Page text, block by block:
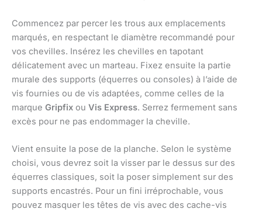
Commencez par percer les trous aux emplacements
marqués, en respectant le diamètre recommandé pour
vos chevilles. Insérez les chevilles en tapotant
délicatement avec un marteau. Fixez ensuite la partie
murale des supports (équerres ou consoles) à l’aide de
vis fournies ou de vis adaptées, comme celles de la
marque Gripfix ou Vis Express. Serrez fermement sans
excès pour ne pas endommager la cheville.
Vient ensuite la pose de la planche. Selon le système
choisi, vous devrez soit la visser par le dessus sur des
équerres classiques, soit la poser simplement sur des
supports encastrés. Pour un fini irréprochable, vous
pouvez masquer les têtes de vis avec des cache-vis